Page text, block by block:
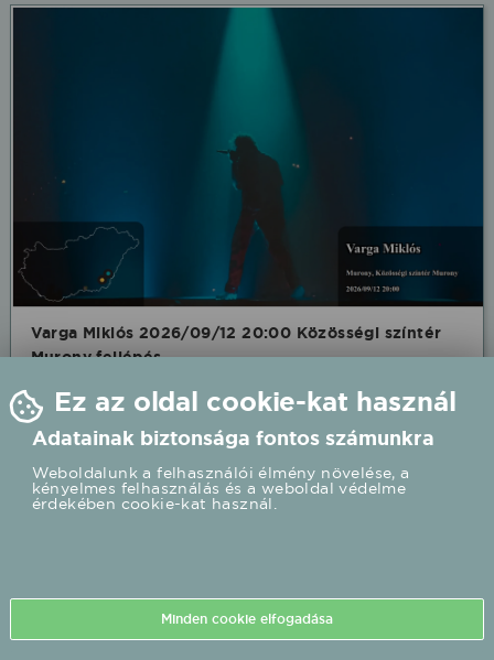
Varga Miklós 2026/09/12 20:00 Közösségi színtér
Murony fellépés
2026.09.12 20:00 UTC+2
Részletek
Varga Miklós
Ez az oldal cookie-kat használ
Adatainak biztonsága fontos számunkra
Weboldalunk a felhasználói élmény növelése, a
kényelmes felhasználás és a weboldal védelme
érdekében cookie-kat használ.
Minden cookie elfogadása